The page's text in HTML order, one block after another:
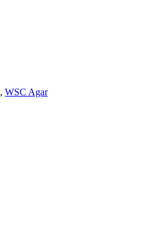
, WSC Agar